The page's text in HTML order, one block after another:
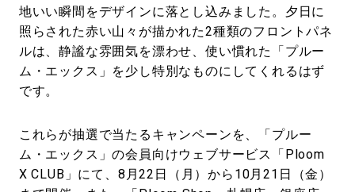
地いい瞬間をデザインに落とし込みました。夕日に
照らされた赤い山々が描かれた2種類のフロントパネ
ルは、静謐な雰囲気を漂わせ、使い慣れた「プルー
ム・エックス」を少し特別なものにしてくれるはず
です。
これらが抽選で当たるキャンペーンを、「プルー
ム・エックス」の会員向けウェブサービス「Ploom
X CLUB」にて、8月22日（月）から10月21日（金）